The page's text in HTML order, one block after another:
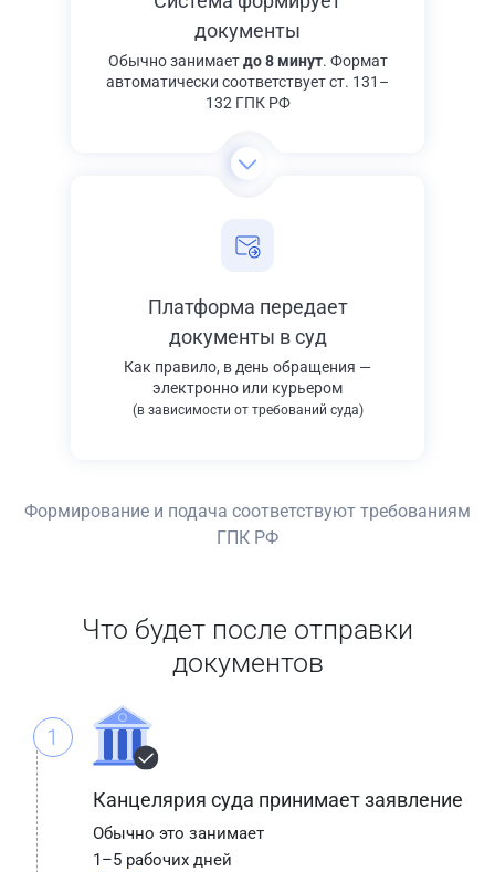
документы
Обычно занимаетдо 8 минут. Формат
автоматически соответствует ст. 131–
132 ГПК РФ
Платформа передает
документы в суд
Как правило, в день обращения —
электронно или курьером
(в зависимости от требований суда)
Формирование и подача соответствуют требованиям
ГПК РФ
Что будет после отправки
документов
1
Канцелярия суда принимает заявление
Обычно это занимает
1–5 рабочих дней